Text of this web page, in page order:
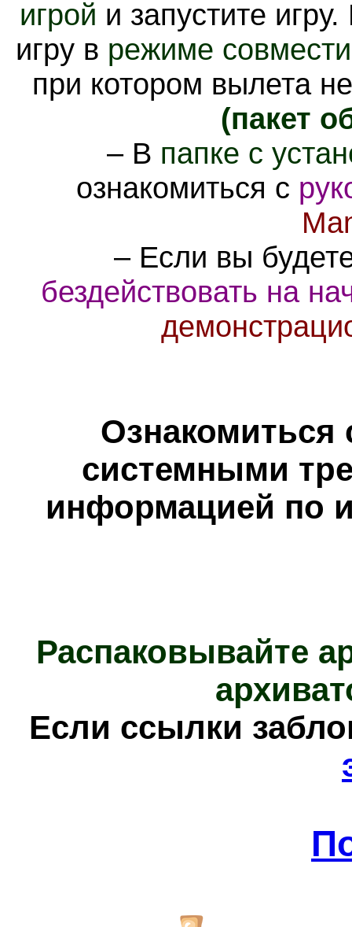
игрой и запустите
игру в режиме
при котором вылета
(пакет
– В папке с
ознакомиться с
– Если вы
бездействовать на
Ознакомиться
системными
информацией по
Распаковывайте
Если ссылки